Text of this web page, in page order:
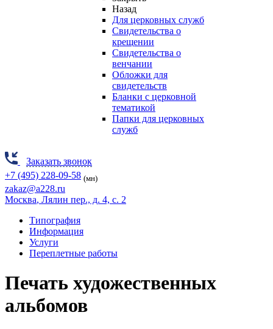
Назад
Для церковных служб
Свидетельства о
крещении
Свидетельства о
венчании
Обложки для
свидетельств
Бланки с церковной
тематикой
Папки для церковных
служб
Заказать звонок
+7 (495) 228-09-58 (мн)
zakaz@a228.ru
Москва, Лялин пер., д. 4, с. 2
Типография
Информация
Услуги
Переплетные работы
Печать художественных
альбомов